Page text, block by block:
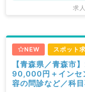
求
NEW スポット
【青森県／青森
90,000円＋インセ
容の問診など／科